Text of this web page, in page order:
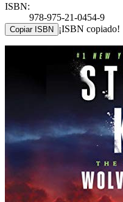
ISBN:
978-975-21-0454-9
Copiar ISBN ¡ISBN copiado!